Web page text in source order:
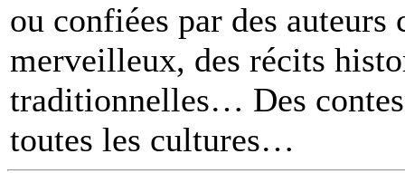
ou confiées par des
merveilleux, des récits
traditionnelles… Des
toutes les cultures